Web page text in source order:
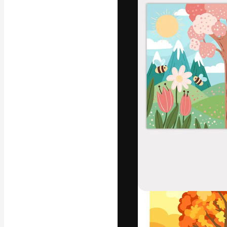
La
migliori lavori.
creativi,
Italiano
Copyright © 2010-